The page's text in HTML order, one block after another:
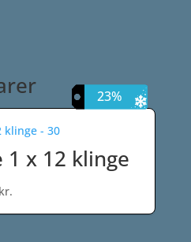
14%
1 x 12 klinge
kr.Prisinterval:
299,00 kr.
18%
22%
23%